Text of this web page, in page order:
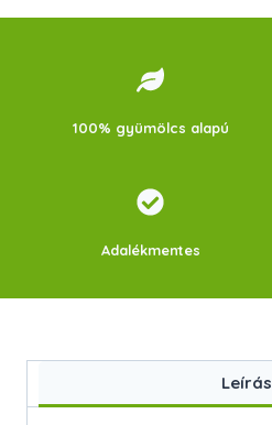
Flakonos
100% gyümölcs alapú
Adalékmentes
Leírás